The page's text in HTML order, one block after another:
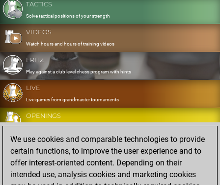
TACTICS
Solve tactical positions of your strength
VIDEOS
Watch hours and hours of training videos
FRITZ
Play against a club level chess program with hints
LIVE
Live games from grandmaster tournaments
OPENINGS
Develop and exercise your openings
DATABASE
Eight million strong games
MYGAMES
Store and analyse your own games in the cloud
We use cookies and comparable technologies to provide
certain functions, to improve the user experience and to
offer interest-oriented content. Depending on their
intended use, analysis cookies and marketing cookies